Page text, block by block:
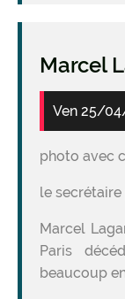
Marcel
Ven 25/
photo avec
le
Marcel
Paris
beaucoup